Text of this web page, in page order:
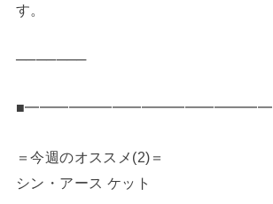
す。
───────
■━━━━━━━━━━━━━━━━━
＝今週のオススメ(2)＝
シン・アース ケット